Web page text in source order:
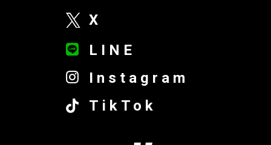
X
LINE
Instagram
TikTok